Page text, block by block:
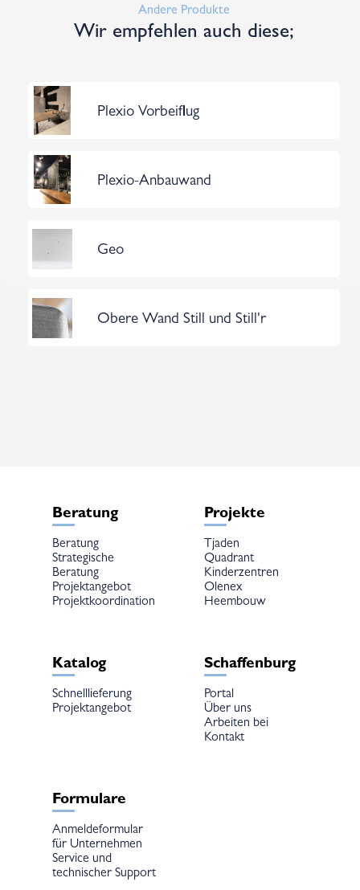
Andere Produkte
Wir empfehlen auch diese;
Plexio Vorbeiflug
Plexio-Anbauwand
Geo
Obere Wand Still und Still'r
Beratung
Beratung
Strategische
Beratung
Projektangebot
Projektkoordination
Projekte
Tjaden
Quadrant
Kinderzentren
Olenex
Heembouw
Katalog
Schnelllieferung
Projektangebot
Schaffenburg
Portal
Über uns
Arbeiten bei
Kontakt
Formulare
Anmeldeformular
für Unternehmen
Service und
technischer Support